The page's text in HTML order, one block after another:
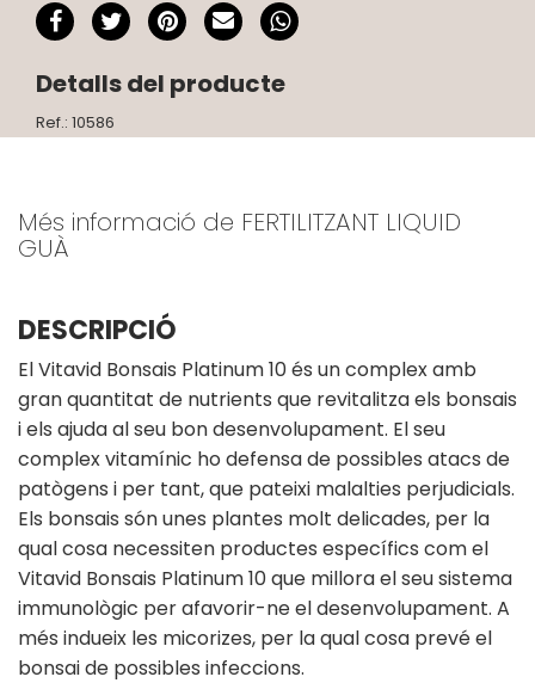
Detalls del producte
Ref.: 10586
Més informació de FERTILITZANT LIQUID
GUÀ
DESCRIPCIÓ
El Vitavid Bonsais Platinum 10 és un complex amb
gran quantitat de nutrients que revitalitza els bonsais
i els ajuda al seu bon desenvolupament. El seu
complex vitamínic ho defensa de possibles atacs de
patògens i per tant, que pateixi malalties perjudicials.
Els bonsais són unes plantes molt delicades, per la
qual cosa necessiten productes específics com el
Vitavid Bonsais Platinum 10 que millora el seu sistema
immunològic per afavorir-ne el desenvolupament. A
més indueix les micorizes, per la qual cosa prevé el
bonsai de possibles infeccions.